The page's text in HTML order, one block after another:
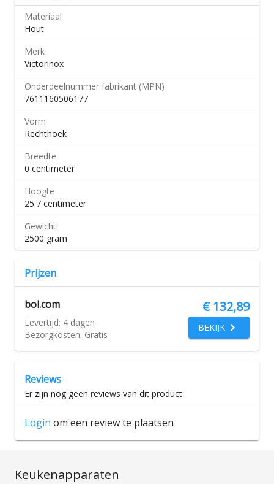
Materiaal
Hout
Merk
Victorinox
Onderdeelnummer fabrikant (MPN)
7611160506177
Vorm
Rechthoek
Breedte
0 centimeter
Hoogte
25.7 centimeter
Gewicht
2500 gram
Prijzen
bol.com € 132,89
BEKIJK
Levertijd: 4 dagen
Bezorgkosten: Gratis
Reviews
Er zijn nog geen reviews van dit product
Login om een review te plaatsen
Keukenapparaten